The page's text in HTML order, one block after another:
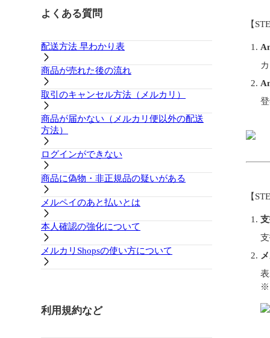
よくある質問
配送方法 早わかり表
商品が売れた後の流れ
取引のキャンセル方法（メルカリ）
商品が届かない（メルカリ便以外の配送
方法）
ログインができない
商品に偽物・非正規品の疑いがある
メルペイのあと払いとは
本人確認の強化について
メルカリShopsの使い方について
利用規約など
【
【
※